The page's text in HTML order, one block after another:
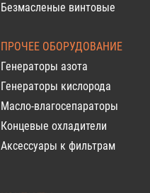
Безмасленые винтовые
ПРОЧЕЕ ОБОРУДОВАНИЕ
Генераторы азота
Генераторы кислорода
Масло-влагосепараторы
Концевые охладители
Аксессуары к фильтрам